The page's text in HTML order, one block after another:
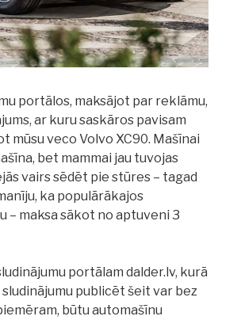
portālos, maksājot par reklāmu,
ar kuru saskāros pavisam
mūsu veco Volvo XC90. Mašīnai
bet mammai jau tuvojas
vairs sēdēt pie stūres – tagad
ka populārākajos
– maksa sākot no aptuveni 3
portālam dalder.lv, kurā
publicēt šeit var bez
būtu automašīnu